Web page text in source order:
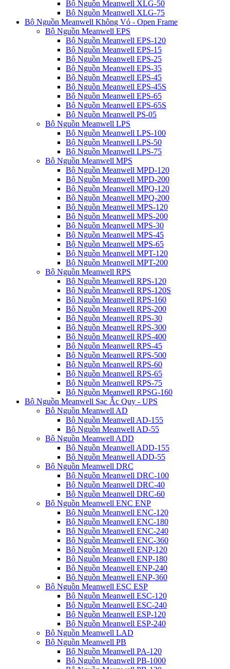
Bộ Nguồn Meanwell XLG-50
Bộ Nguồn Meanwell XLG-75
Bộ Nguồn Meanwell Không Vỏ - Open Frame
Bộ Nguồn Meanwell EPS
Bộ Nguồn Meanwell EPS-120
Bộ Nguồn Meanwell EPS-15
Bộ Nguồn Meanwell EPS-25
Bộ Nguồn Meanwell EPS-35
Bộ Nguồn Meanwell EPS-45
Bộ Nguồn Meanwell EPS-45S
Bộ Nguồn Meanwell EPS-65
Bộ Nguồn Meanwell EPS-65S
Bộ Nguồn Meanwell PS-05
Bộ Nguồn Meanwell LPS
Bộ Nguồn Meanwell LPS-100
Bộ Nguồn Meanwell LPS-50
Bộ Nguồn Meanwell LPS-75
Bộ Nguồn Meanwell MPS
Bộ Nguồn Meanwell MPD-120
Bộ Nguồn Meanwell MPD-200
Bộ Nguồn Meanwell MPQ-120
Bộ Nguồn Meanwell MPQ-200
Bộ Nguồn Meanwell MPS-120
Bộ Nguồn Meanwell MPS-200
Bộ Nguồn Meanwell MPS-30
Bộ Nguồn Meanwell MPS-45
Bộ Nguồn Meanwell MPS-65
Bộ Nguồn Meanwell MPT-120
Bộ Nguồn Meanwell MPT-200
Bộ Nguồn Meanwell RPS
Bộ Nguồn Meanwell RPS-120
Bộ Nguồn Meanwell RPS-120S
Bộ Nguồn Meanwell RPS-160
Bộ Nguồn Meanwell RPS-200
Bộ Nguồn Meanwell RPS-30
Bộ Nguồn Meanwell RPS-300
Bộ Nguồn Meanwell RPS-400
Bộ Nguồn Meanwell RPS-45
Bộ Nguồn Meanwell RPS-500
Bộ Nguồn Meanwell RPS-60
Bộ Nguồn Meanwell RPS-65
Bộ Nguồn Meanwell RPS-75
Bộ Nguồn Meanwell RPSG-160
Bộ Nguồn Meanwell Sạc Ắc Quy - UPS
Bộ Nguồn Meanwell AD
Bộ Nguồn Meanwell AD-155
Bộ Nguồn Meanwell AD-55
Bộ Nguồn Meanwell ADD
Bộ Nguồn Meanwell ADD-155
Bộ Nguồn Meanwell ADD-55
Bộ Nguồn Meanwell DRC
Bộ Nguồn Meanwell DRC-100
Bộ Nguồn Meanwell DRC-40
Bộ Nguồn Meanwell DRC-60
Bộ Nguồn Meanwell ENC ENP
Bộ Nguồn Meanwell ENC-120
Bộ Nguồn Meanwell ENC-180
Bộ Nguồn Meanwell ENC-240
Bộ Nguồn Meanwell ENC-360
Bộ Nguồn Meanwell ENP-120
Bộ Nguồn Meanwell ENP-180
Bộ Nguồn Meanwell ENP-240
Bộ Nguồn Meanwell ENP-360
Bộ Nguồn Meanwell ESC ESP
Bộ Nguồn Meanwell ESC-120
Bộ Nguồn Meanwell ESC-240
Bộ Nguồn Meanwell ESP-120
Bộ Nguồn Meanwell ESP-240
Bộ Nguồn Meanwell LAD
Bộ Nguồn Meanwell PB
Bộ Nguồn Meanwell PA-120
Bộ Nguồn Meanwell PB-1000